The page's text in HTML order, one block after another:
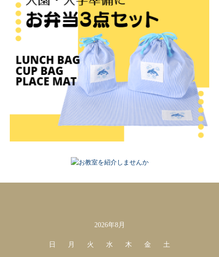
2026年8月
日 月 火 水 木 金 土